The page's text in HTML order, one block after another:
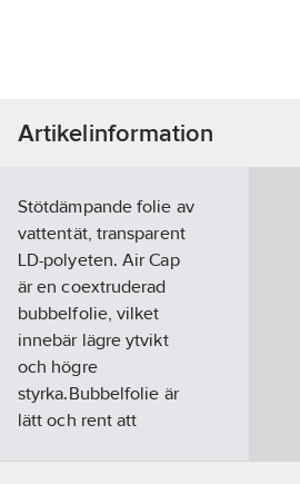
Artikelinformation
Stötdämpande folie av
vattentät, transparent
LD-polyeten. Air Cap
är en coextruderad
bubbelfolie, vilket
innebär lägre ytvikt
och högre
styrka.Bubbelfolie är
lätt och rent att